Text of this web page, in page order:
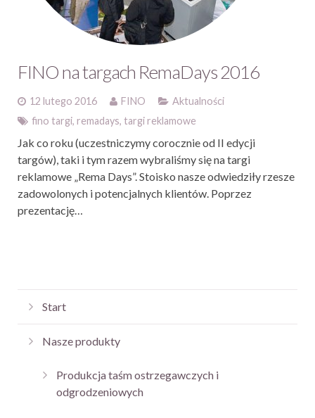
FINO na targach RemaDays 2016
12 lutego 2016 FINO
Aktualności
fino targi, remadays, targi reklamowe
Jak co roku (uczestniczymy corocznie od II edycji
targów), taki i tym razem wybraliśmy się na targi
reklamowe „Rema Days”. Stoisko nasze odwiedziły rzesze
zadowolonych i potencjalnych klientów. Poprzez
prezentację…
Start
Nasze produkty
Produkcja taśm ostrzegawczych i
odgrodzeniowych